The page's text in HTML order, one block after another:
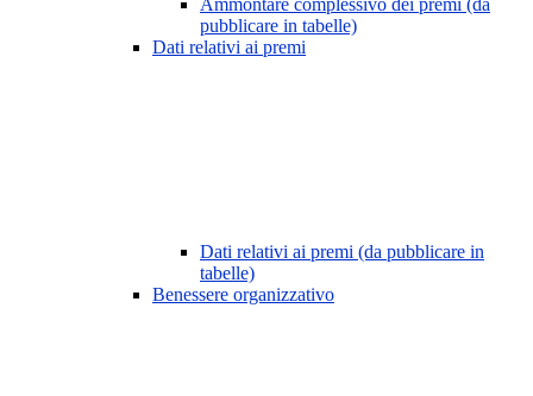
Ammontare complessivo dei premi (da
pubblicare in tabelle)
Dati relativi ai premi
Dati relativi ai premi (da pubblicare in
tabelle)
Benessere organizzativo